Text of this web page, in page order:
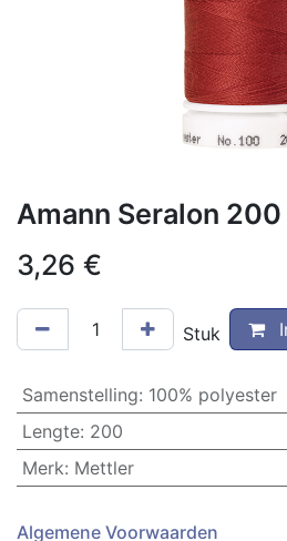
Amann Seralon
3,26 €
Stuk
Samenstelling: 100% polyester
Lengte: 200
Merk: Mettler
Algemene Voorwaarden